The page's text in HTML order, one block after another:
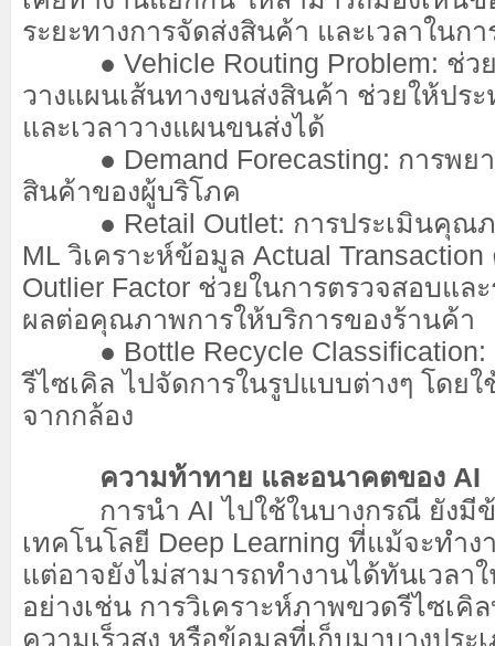
ระยะทางการจัดส่งสินค้า และเวลาในก
● Vehicle Routing Problem: ช่ว
วางแผนเส้นทางขนส่งสินค้า ช่วยให้ปร
และเวลาวางแผนขนส่งได้
● Demand Forecasting: การพยา
สินค้าของผู้บริโภค
● Retail Outlet: การประเมินคุณภ
ML วิเคราะห์ข้อมูล Actual
Outlier Factor ช่วยในการตรวจสอบแล
ผลต่อคุณภาพการให้บริการของร้านค้า
● Bottle Recycle Classification:
รีไซเคิล ไปจัดการในรูปแบบต่างๆ โดย
จากกล้อง
ความท้าทาย และอนาคตของ AI
การนำ AI ไปใช้ในบางกรณี ยังมีข้
เทคโนโลยี Deep Learning ที่แม้จะทำ
แต่อาจยังไม่สามารถทำงานได้ทันเวลา
อย่างเช่น การวิเคราะห์ภาพขวดรีไซเคิ
ความเร็วสูง หรือข้อมูลที่เก็บมาบางประ